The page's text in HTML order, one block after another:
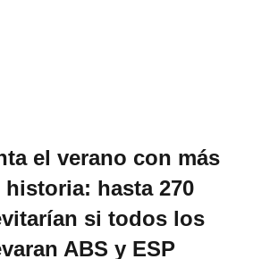
el verano con más
hasta 270
si todos los
ABS y ESP